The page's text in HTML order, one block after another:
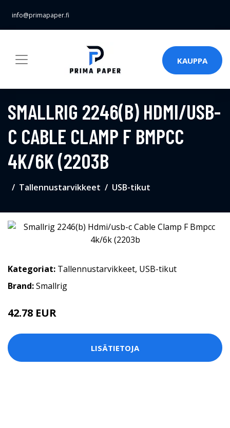
info@primapaper.fi
KAUPPA
SMALLRIG 2246(B) HDMI/USB-
C CABLE CLAMP F BMPCC
4K/6K (2203B
Tallennustarvikkeet USB-tikut
Kategoriat: Tallennustarvikkeet, USB-tikut
Brand:Smallrig
42.78 EUR
LISÄTIETOJA